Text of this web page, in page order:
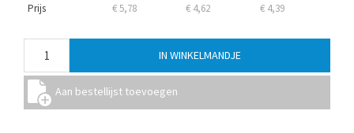
Prijs € 5,78 € 4,62 € 4,39